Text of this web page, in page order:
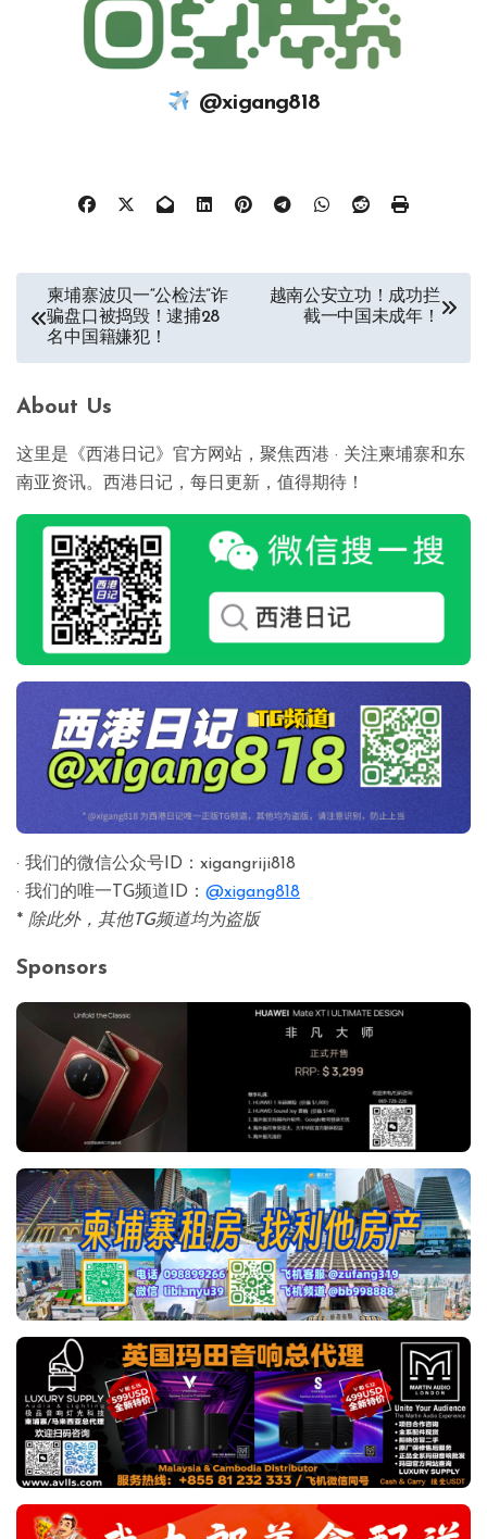
@xigang818
章
导
航
柬埔寨波贝一“公检法”诈
骗盘口被捣毁！逮捕28
名中国籍嫌犯！
越南公安立功！成功拦
截一中国未成年！
About Us
这里是《西港日记》官方网站，聚焦西港 · 关注柬埔寨和东
南亚资讯。西港日记，每日更新，值得期待！
· 我们的微信公众号ID：xigangriji818
· 我们的唯一TG频道ID： @xigang818
* 除此外，其他TG频道均为盗版
Sponsors